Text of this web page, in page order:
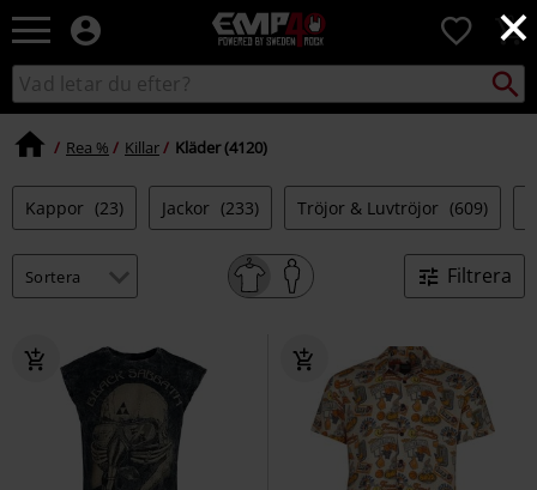
×
EMP
-
Musik,
TV
&
-
Alternativt
0
Sök
i
Sök
Rea % Killar Kläder (4120)
Kappor (23) Jackor (233) Tröjor & Luvtröjor (609)
Filtrera